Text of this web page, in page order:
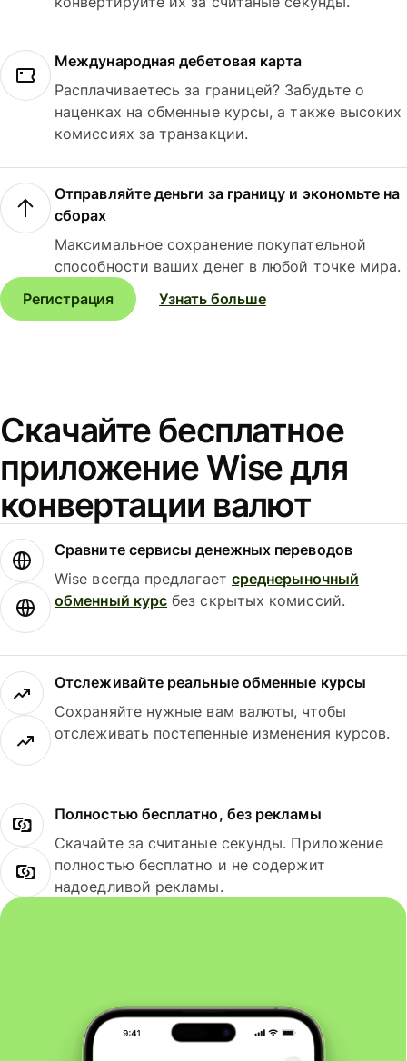
Международная дебетовая карта
Расплачиваетесь за границей? Забудьте о
наценках на обменные курсы, а также высоких
комиссиях за транзакции.
Отправляйте деньги за границу и экономьте на
сборах
Максимальное сохранение покупательной
способности ваших денег в любой точке мира.
Регистрация
Узнать больше
Скачайте бесплатное
приложение Wise для
конвертации валют
Сравните сервисы денежных переводов
Wise всегда предлагает среднерыночный
обменный курс без скрытых комиссий.
Отслеживайте реальные обменные курсы
Сохраняйте нужные вам валюты, чтобы
отслеживать постепенные изменения курсов.
Полностью бесплатно, без рекламы
Скачайте за считаные секунды. Приложение
полностью бесплатно и не содержит
надоедливой рекламы.